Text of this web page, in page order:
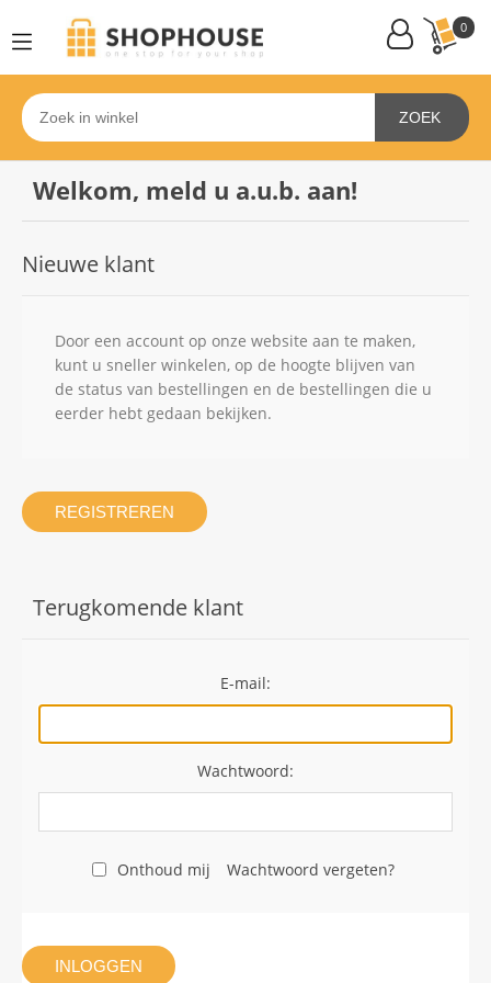
0
ZOEK
Welkom, meld u a.u.b. aan!
Nieuwe klant
Door een account op onze website aan te maken,
kunt u sneller winkelen, op de hoogte blijven van
de status van bestellingen en de bestellingen die u
eerder hebt gedaan bekijken.
REGISTREREN
Terugkomende klant
E-mail:
Wachtwoord:
Onthoud mij Wachtwoord vergeten?
INLOGGEN